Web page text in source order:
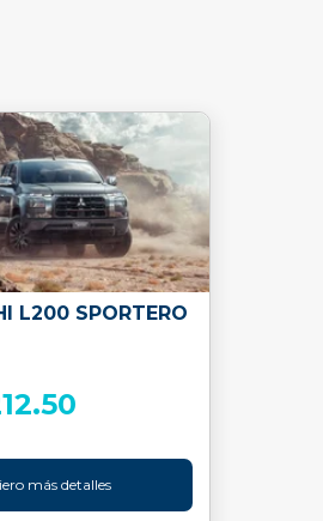
L200 SPORTERO
más detalles